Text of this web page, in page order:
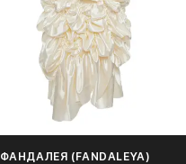
ФАНДАЛЕЯ (FANDALEYA)